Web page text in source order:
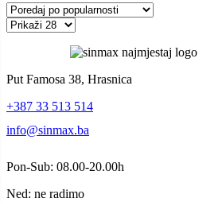
Put Famosa 38, Hrasnica
+387 33 513 514
info@sinmax.ba
Pon-Sub: 08.00-20.00h
Ned: ne radimo